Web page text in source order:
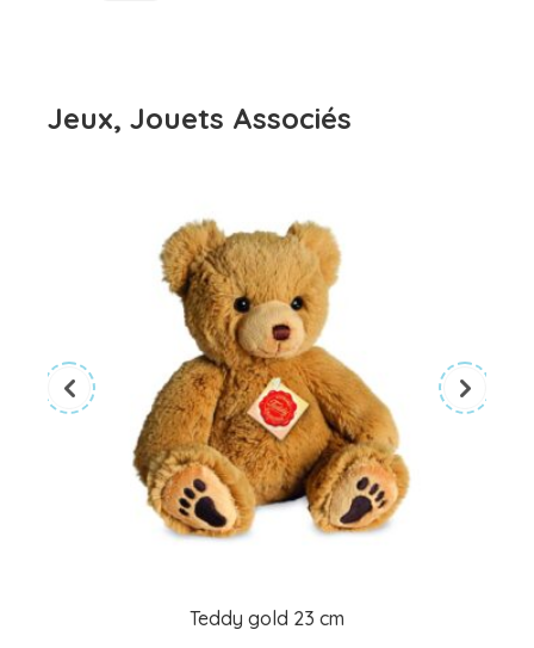
Jeux, Jouets Associés
Teddy gold 23 cm